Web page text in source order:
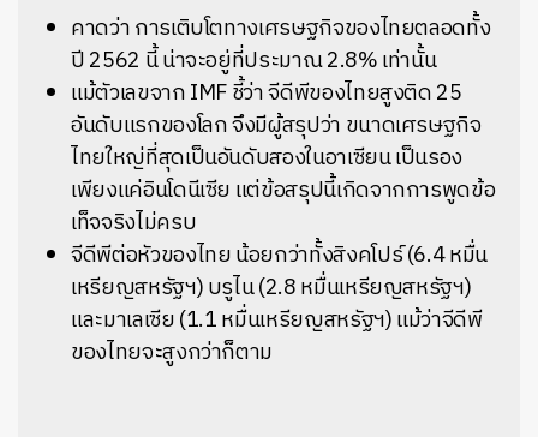
คาดว่า การเติบโตทางเศรษฐกิจของไทยตลอดทั้ง
ปี 2562 นี้ น่าจะอยู่ที่ประมาณ 2.8% เท่านั้น
แม้ตัวเลขจาก IMF ชี้ว่า จีดีพีของไทยสูงติด 25
อันดับแรกของโลก จึงมีผู้สรุปว่า ขนาดเศรษฐกิจ
ไทยใหญ่ที่สุดเป็นอันดับสองในอาเซียน เป็นรอง
เพียงแค่อินโดนีเซีย แต่ข้อสรุปนี้เกิดจากการพูดข้อ
เท็จจริงไม่ครบ
จีดีพีต่อหัวของไทย น้อยกว่าทั้งสิงคโปร์ (6.4 หมื่น
เหรียญสหรัฐฯ) บรูไน (2.8 หมื่นเหรียญสหรัฐฯ)
และมาเลเซีย (1.1 หมื่นเหรียญสหรัฐฯ) แม้ว่าจีดีพี
ของไทยจะสูงกว่าก็ตาม